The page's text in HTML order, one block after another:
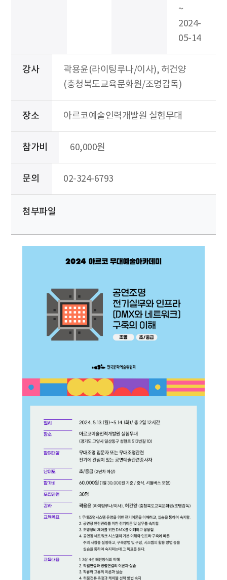
~
2024-
05-14
강사
곽용윤(라이팅루나/이사), 허건양
(충청북도교육문화원/조명감독)
장소 아르코예술인력개발원 실험무대
참가비 60,000원
문의 02-324-6793
첨부파일